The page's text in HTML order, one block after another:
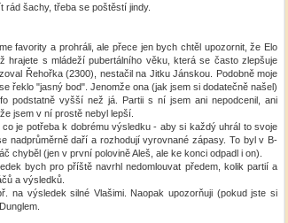
rád šachy, třeba se poštěstí jindy.
favority a prohráli, ale přece jen bych chtěl upozornit, že Elo
hrajete s mládeží pubertálního věku, která se často zlepšuje
Řehořka (2300), nestačil na Jitku Jánskou. Podobně moje
řeklo "jasný bod". Jenomže ona (jak jsem si dodatečně našel)
podstatně vyšší než já. Partii s ní jsem ani nepodcenil, ani
jsem v ní prostě nebyl lepší.
je potřeba k dobrému výsledku - aby si každý uhrál to svoje
nadprůměrně daří a rozhodují vyrovnané zápasy. To byl v B-
chyběl (jen v první polovině Aleš, ale ke konci odpadl i on).
bych pro příště navrhl nedomlouvat předem, kolik partií a
a výsledků.
na výsledek silné Vlašimi. Naopak upozorňuji (pokud jste si